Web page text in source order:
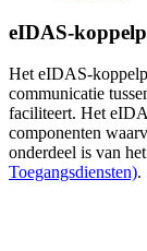
eIDAS-
Het eIDAS-
communicatie
faciliteert. Het
componenten
onderdeel is van het
Toegangsdiensten).